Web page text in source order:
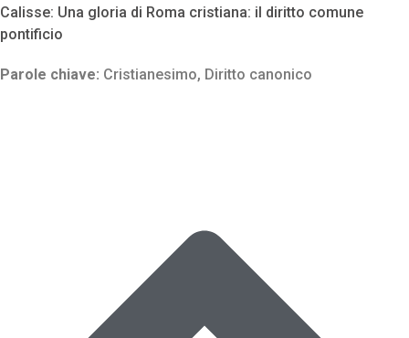
Calisse: Una gloria di Roma cristiana: il diritto comune
pontificio
Parole chiave: Cristianesimo, Diritto canonico